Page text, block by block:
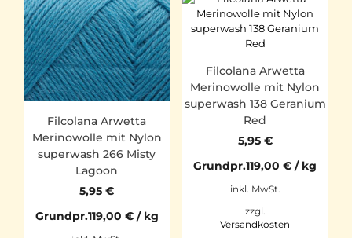
Filcolana Arwetta
Merinowolle mit Nylon
superwash 266 Misty
Lagoon
5,95€
Grundpr.119,00 €/ kg
Filcolana Arwetta
Merinowolle mit Nylon
superwash 138 Geranium
Red
5,95 €
Grundpr.119,00€ / kg
inkl. MwSt.
zzgl.
Versandkosten